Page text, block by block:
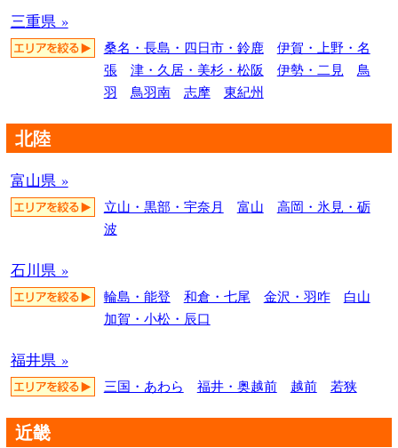
三重県 »
桑名・長島・四日市・鈴鹿
伊賀・上野・名
張
津・久居・美杉・松阪 伊勢・二見
鳥
羽
鳥羽南 志摩 東紀州
北陸
富山県 »
立山・黒部・宇奈月 富山
高岡・氷見・砺
波
石川県 »
輪島・能登 和倉・七尾 金沢・羽咋
白山
加賀・小松・辰口
福井県 »
三国・あわら 福井・奥越前 越前 若狭
近畿